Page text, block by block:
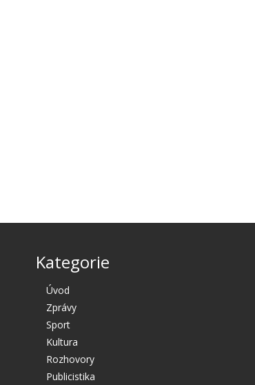
Kategorie
Úvod
Zprávy
Sport
Kultura
Rozhovory
Publicistika